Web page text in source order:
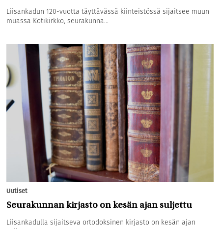
Liisankadun 120-vuotta täyttävässä kiinteistössä sijaitsee muun
muassa Kotikirkko, seurakunna...
Uutiset
Seurakunnan kirjasto on kesän ajan suljettu
Liisankadulla sijaitseva ortodoksinen kirjasto on kesän ajan